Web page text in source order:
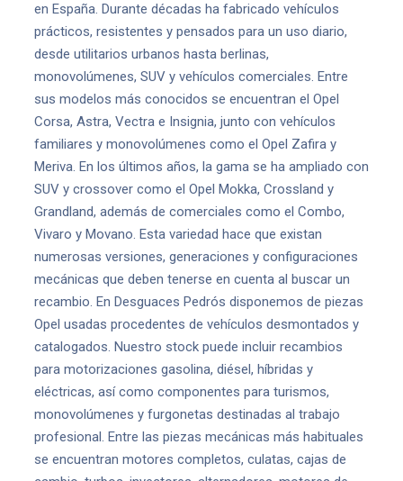
en España. Durante décadas ha fabricado vehículos
prácticos, resistentes y pensados para un uso diario,
desde utilitarios urbanos hasta berlinas,
monovolúmenes, SUV y vehículos comerciales. Entre
sus modelos más conocidos se encuentran el Opel
Corsa, Astra, Vectra e Insignia, junto con vehículos
familiares y monovolúmenes como el Opel Zafira y
Meriva. En los últimos años, la gama se ha ampliado con
SUV y crossover como el Opel Mokka, Crossland y
Grandland, además de comerciales como el Combo,
Vivaro y Movano. Esta variedad hace que existan
numerosas versiones, generaciones y configuraciones
mecánicas que deben tenerse en cuenta al buscar un
recambio. En Desguaces Pedrós disponemos de piezas
Opel usadas procedentes de vehículos desmontados y
catalogados. Nuestro stock puede incluir recambios
para motorizaciones gasolina, diésel, híbridas y
eléctricas, así como componentes para turismos,
monovolúmenes y furgonetas destinadas al trabajo
profesional. Entre las piezas mecánicas más habituales
se encuentran motores completos, culatas, cajas de